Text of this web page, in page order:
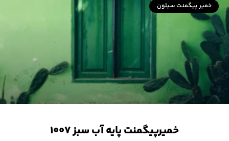
خمیر پیگمنت سیلون
خمیرپیگمنت پایه آب سبز ۱۰۰۷